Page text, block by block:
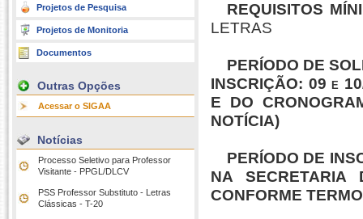
Projetos de Pesquisa
Projetos de Monitoria
Documentos
Outras Opções
Acessar o SIGAA
Notícias
Processo Seletivo para Professor
Visitante - PPGL/DLCV
PSS Professor Substituto - Letras
Clássicas - T-20
REQUISITOS
LETRAS
PERÍODO DE
INSCRIÇÃO: 09 e
E DO
NOTÍCIA)
PERÍODO DE
NA
CONFORME